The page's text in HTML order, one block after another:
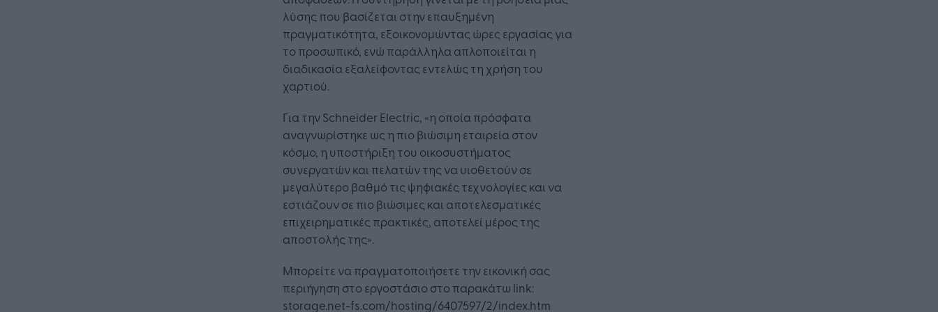
λύσης που βασίζεται στην επαυξημένη
πραγματικότητα, εξοικονομώντας ώρες εργασίας για
το προσωπικό, ενώ παράλληλα απλοποιείται η
διαδικασία εξαλείφοντας εντελώς τη χρήση του
χαρτιού.
Για την Schneider Electric, «η οποία πρόσφατα
αναγνωρίστηκε ως η πιο βιώσιμη εταιρεία στον
κόσμο, η υποστήριξη του οικοσυστήματος
συνεργατών και πελατών της να υιοθετούν σε
μεγαλύτερο βαθμό τις ψηφιακές τεχνολογίες και να
εστιάζουν σε πιο βιώσιμες και αποτελεσματικές
επιχειρηματικές πρακτικές, αποτελεί μέρος της
αποστολής της».
Μπορείτε να πραγματοποιήσετε την εικονική σας
περιήγηση στο εργοστάσιο στο παρακάτω link:
storage.net-fs.com/hosting/6407597/2/index.htm